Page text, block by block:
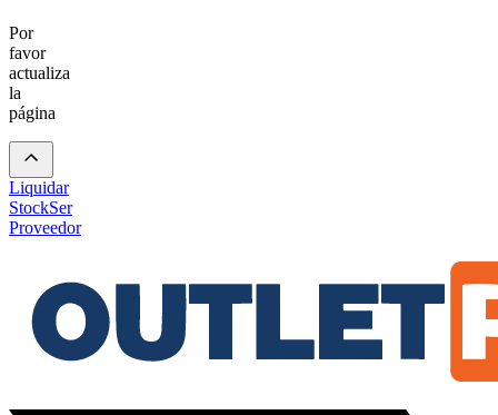
Por
favor
actualiza
la
página
Liquidar
StockSer
Proveedor